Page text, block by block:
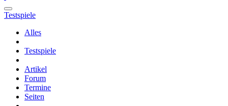
Testspiele
Alles
Testspiele
Artikel
Forum
Termine
Seiten